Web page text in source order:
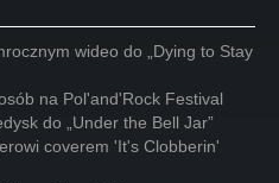
wideo do „Dying to Stay
na Pol'and'Rock Festival
do „Under the Bell Jar”
coverem 'It's Clobberin'